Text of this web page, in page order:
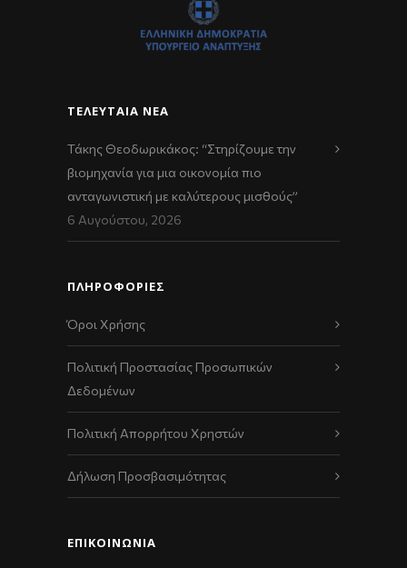
ΤΕΛΕΥΤΑΊΑ ΝΈΑ
Τάκης Θεοδωρικάκος: “Στηρίζουμε την
βιομηχανία για μια οικονομία πιο
ανταγωνιστική με καλύτερους μισθούς”
6 Αυγούστου, 2026
ΠΛΗΡΟΦΟΡΙΕΣ
Όροι Χρήσης
Πολιτική Προστασίας Προσωπικών
Δεδομένων
Πολιτική Απορρήτου Χρηστών
Δήλωση Προσβασιμότητας
ΕΠΙΚΟΙΝΩΝΊΑ